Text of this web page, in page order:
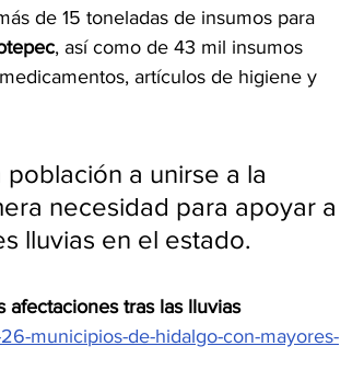
de 15 toneladas de insumos para
, así como de 43 mil insumos
artículos de higiene y
a unirse a la
necesidad para apoyar a
lluvias en el estado.
tras las lluvias
municipios-de-hidalgo-con-mayores-